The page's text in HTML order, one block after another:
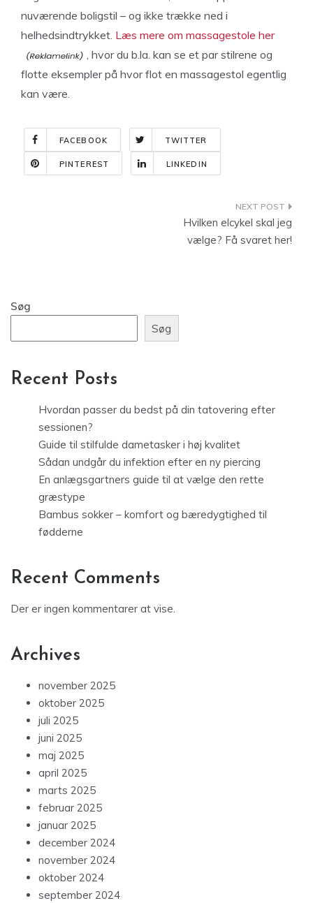
nuværende boligstil – og ikke trække ned i
helhedsindtrykket. Læs mere om massagestole her
, hvor du b.la. kan se et par stilrene og
flotte eksempler på hvor flot en massagestol egentlig
kan være.
FACEBOOK TWITTER
PINTEREST LINKEDIN
Hvilken elcykel skal jeg
vælge? Få svaret her!
Søg
Søg
Recent Posts
Hvordan passer du bedst på din tatovering efter
sessionen?
Guide til stilfulde dametasker i høj kvalitet
Sådan undgår du infektion efter en ny piercing
En anlægsgartners guide til at vælge den rette
græstype
Bambus sokker – komfort og bæredygtighed til
fødderne
Recent Comments
Der er ingen kommentarer at vise.
Archives
november 2025
oktober 2025
juli 2025
juni 2025
maj 2025
april 2025
marts 2025
februar 2025
januar 2025
december 2024
november 2024
oktober 2024
september 2024